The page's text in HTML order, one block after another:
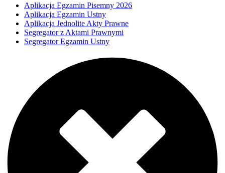
Aplikacja Egzamin Pisemny 2026
Aplikacja Egzamin Ustny
Aplikacja Jednolite Akty Prawne
Segregator z Aktami Prawnymi
Segregator Egzamin Ustny